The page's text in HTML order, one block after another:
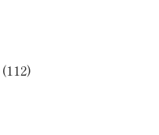
(112)